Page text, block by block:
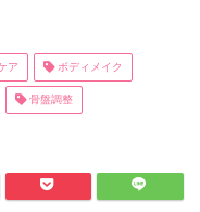
ア ボディメイク
骨盤調整